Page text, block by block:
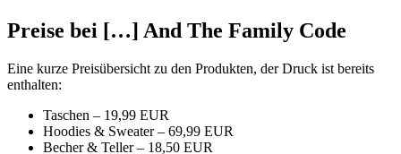
Preise bei […] And The Family Code
Eine kurze Preisübersicht zu den Produkten, der Druck ist bereits
enthalten:
Taschen – 19,99 EUR
Hoodies & Sweater – 69,99 EUR
Becher & Teller – 18,50 EUR